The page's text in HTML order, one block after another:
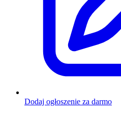
Dodaj ogłoszenie za darmo